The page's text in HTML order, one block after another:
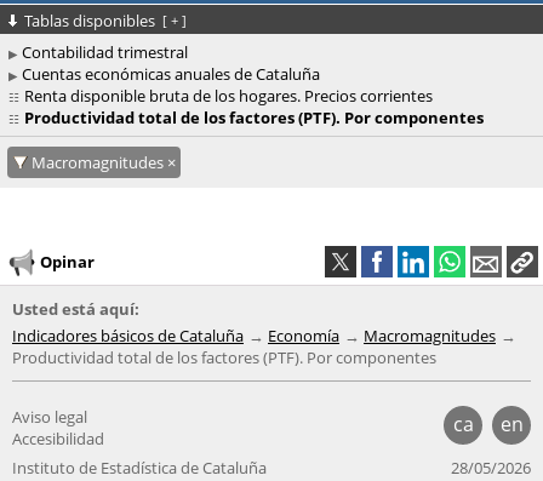
Tablas disponibles [ + ]
Contabilidad trimestral
Cuentas económicas anuales de Cataluña
Renta disponible bruta de los hogares. Precios corrientes
Productividad total de los factores (PTF). Por componentes
Macromagnitudes
Opinar
Usted está aquí:
Indicadores básicos de Cataluña
Economía
Macromagnitudes
Productividad total de los factores (PTF). Por componentes
ca en
Aviso legal
Accesibilidad
Instituto de Estadística de Cataluña
28/05/2026